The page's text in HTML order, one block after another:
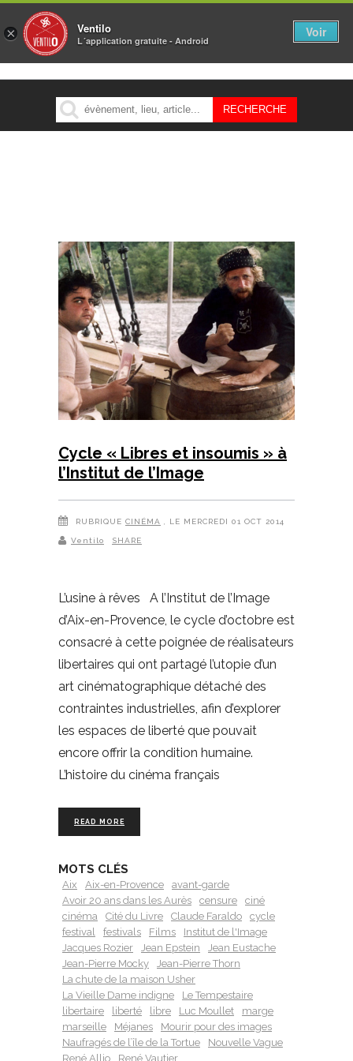
MENU
Cycle « Libres et insoumis » à
l’Institut de l’Image
RUBRIQUE CINÉMA , LE MERCREDI 01 OCT 2014
Ventilo SHARE
L’usine à rêves A l’Institut de l’Image
d’Aix-en-Provence, le cycle d’octobre est
consacré à cette poignée de réalisateurs
libertaires qui ont partagé l’utopie d’un
art cinématographique détaché des
contraintes industrielles, afin d’explorer
les espaces de liberté que pouvait
encore offrir la condition humaine.
L’histoire du cinéma français
READ MORE
MOTS CLÉS
Aix Aix-en-Provence
avant-garde
Avoir 20 ans dans les Aurès
censure
ciné
cinéma
Cité du Livre Claude Faraldo
cycle
festival
festivals Films
Institut de l'Image
Jacques Rozier
Jean Epstein
Jean Eustache
Jean-Pierre Mocky
Jean-Pierre Thorn
La chute de la maison Usher
La Vieille Dame indigne
Le Tempestaire
libertaire
liberté libre Luc Moullet
marge
marseille
Méjanes
Mourir pour des images
Naufragés de l’île de la Tortue
Nouvelle Vague
René Allio
René Vautier
× Ventilo
L´application gratuite - Android
Voir